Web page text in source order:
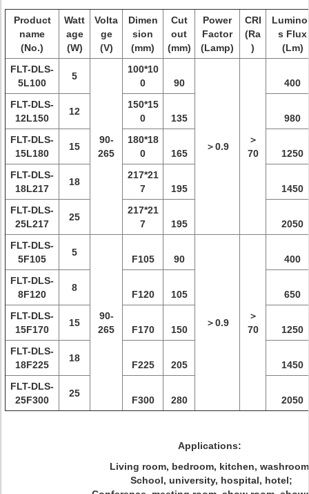
Product
name
(No.)
Watt
age
(W)
Volta
ge
(V)
Dimen
sion
(mm)
Cut
out
(mm)
Power
Factor
(Lamp)
CRI
(Ra
)
s Flux
(Lm)
FLT-DLS-
5L100
5
90-
265
100*10
0
90
＞0.9
＞
70
400
FLT-DLS-
12L150
12
150*15
0
135
980
FLT-DLS-
15L180
15
180*18
0
165
1250
FLT-DLS-
18L217
18
217*21
7
195
1450
FLT-DLS-
25L217
25
217*21
7
195
2050
FLT-DLS-
5F105
5
90-
265
F105 90
＞0.9
＞
70
400
FLT-DLS-
8F120
8
F120 105
650
FLT-DLS-
15F170
15
F170 150
1250
FLT-DLS-
18F225
18
F225 205
1450
FLT-DLS-
25F300
25
F300 280 2050
Applications:
Living room, bedroom, kitchen,
School, university, hospital, hotel;